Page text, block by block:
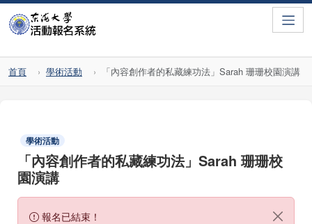
首頁 學術活動 「內容創作者的私藏練功法」Sarah 珊珊校園演講
學術活動
「內容創作者的私藏練功法」Sarah 珊珊校
園演講
報名已結束！